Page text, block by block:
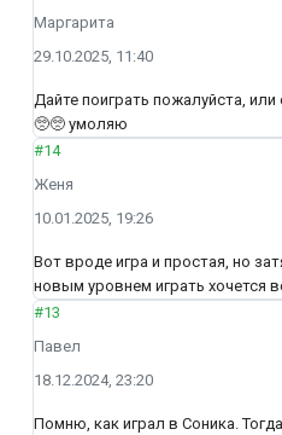
Маргарита
29.10.2025, 11:40
Дайте поиграть пожалуйста, или
🥺🥺 умоляю
#14
Женя
10.01.2025, 19:26
Вот вроде игра и простая, но
новым уровнем играть хочется
#13
Павел
18.12.2024, 23:20
Помню, как играл в Соника.